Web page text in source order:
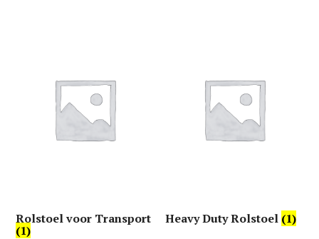
Rolstoel voor Transport
(1)
Heavy Duty Rolstoel (1)